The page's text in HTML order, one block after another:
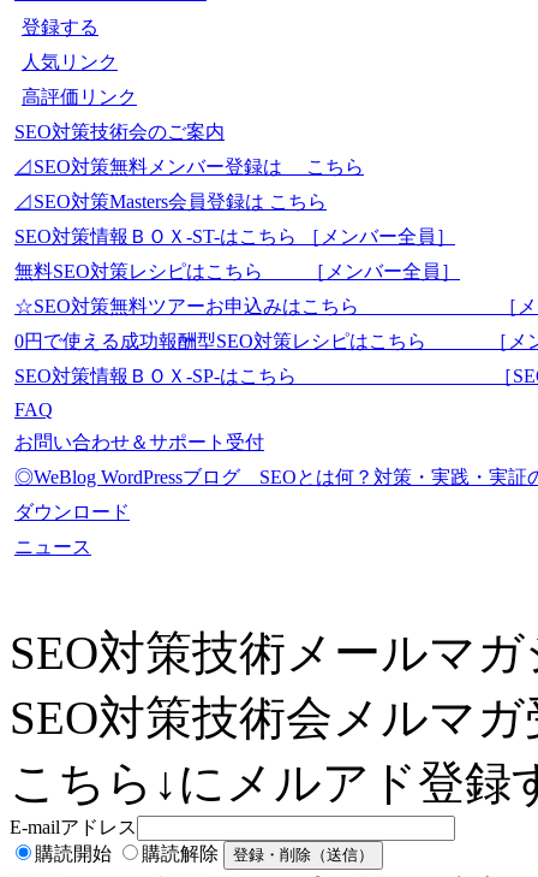
登録する
人気リンク
高評価リンク
SEO対策技術会のご案内
⊿SEO対策無料メンバー登録は こちら
⊿SEO対策Masters会員登録は こちら
SEO対策情報ＢＯＸ-ST-はこちら ［メンバー全員］
無料SEO対策レシピはこちら ［メンバー全員］
☆SEO対策無料ツアーお申込みはこちら ［メン
0円で使える成功報酬型SEO対策レシピはこちら ［メ
SEO対策情報ＢＯＸ-SP-はこちら ［SEO-
FAQ
お問い合わせ＆サポート受付
◎WeBlog WordPressブログ SEOとは何？対策・実践・実
ダウンロード
ニュース
SEO対策技術メールマ
SEO対策技術会メルマ
こちら↓にメルアド登録
E-mailアドレス
購読開始
購読解除